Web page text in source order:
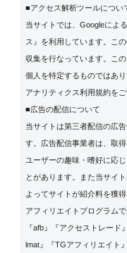
■アクセス解析ツールについ
当サイトでは、Googleによ
ス』を利用しています。こ
収集を行なっています。こ
個人を特定するものではあ
アナリティクス利用規約を
■広告の配信について
当サイトは第三者配信の広
す。広告配信事業者は、取
ユーザーの趣味・嗜好に応
とがあります。また当サイ
よってサイトが紹介料を獲
アフィリエイトプログラム
『afb』『アクセストレー
lmat』『TGアフィリエイト